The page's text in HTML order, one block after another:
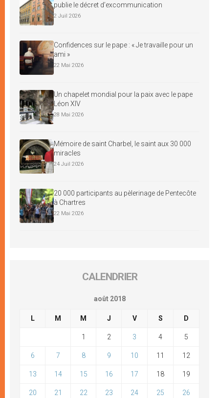
publie le décret d’excommunication
2 Juil 2026
Confidences sur le pape : « Je travaille pour un
ami »
22 Mai 2026
Un chapelet mondial pour la paix avec le pape
Léon XIV
28 Mai 2026
Mémoire de saint Charbel, le saint aux 30 000
miracles
24 Juil 2026
20 000 participants au pèlerinage de Pentecôte
à Chartres
22 Mai 2026
CALENDRIER
août 2018
L M M J V S D
1 2 3 4 5
6 7 8 9 10 11 12
13 14 15 16 17 18 19
20 21 22 23 24 25 26